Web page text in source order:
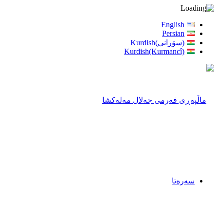
English
Persian
(سۆرانی)Kurdish
Kurdish(Kurmancî)
سەرەتا